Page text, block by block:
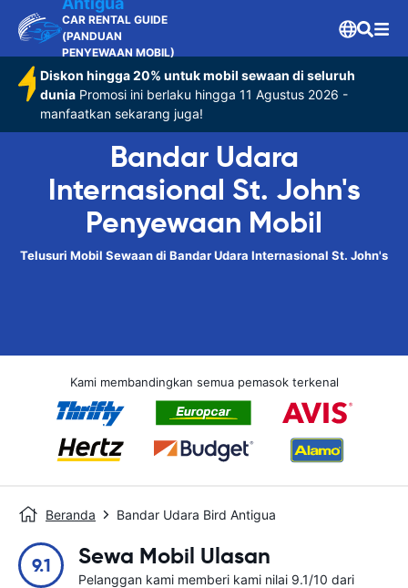
CAR RENTAL GUIDE
(PANDUAN
PENYEWAAN MOBIL)
Diskon hingga 20% untuk mobil sewaan di seluruh
dunia Promosi ini berlaku hingga 11 Agustus 2026 -
manfaatkan sekarang juga!
Bandar Udara
Internasional St. John's
Penyewaan Mobil
Telusuri Mobil Sewaan di Bandar Udara Internasional St. John's
Kami membandingkan semua pemasok terkenal
Beranda Bandar Udara Bird Antigua
9.1 Sewa Mobil Ulasan
Pelanggan kami memberi kami nilai 9.1/10 dari